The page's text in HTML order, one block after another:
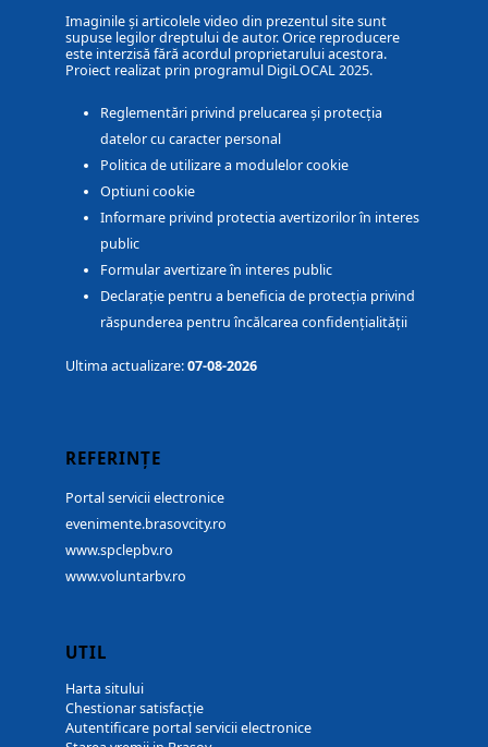
Imaginile și articolele video din prezentul site sunt
supuse legilor dreptului de autor. Orice reproducere
este interzisă fără acordul proprietarului acestora.
Proiect realizat prin programul DigiLOCAL 2025.
Reglementări privind prelucarea și protecția
datelor cu caracter personal
Politica de utilizare a modulelor cookie
Optiuni cookie
Informare privind protectia avertizorilor în interes
public
Formular avertizare în interes public
Declarație pentru a beneficia de protecția privind
răspunderea pentru încălcarea confidențialității
Ultima actualizare:07-08-2026
REFERINȚE
Portal servicii electronice
evenimente.brasovcity.ro
www.spclepbv.ro
www.voluntarbv.ro
UTIL
Harta sitului
Chestionar satisfacție
Autentificare portal servicii electronice